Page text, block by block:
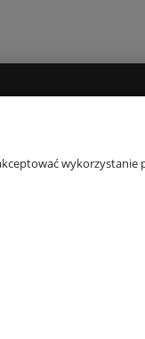
wykorzystanie